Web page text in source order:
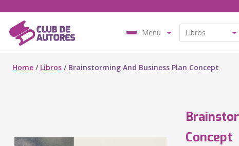
Menú
Home / Libros / Brainstorming And Business Plan Concept
Concept